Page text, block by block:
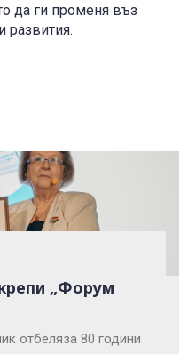
да ги променя въз
развития.
„Форум
отбеляза 80 години